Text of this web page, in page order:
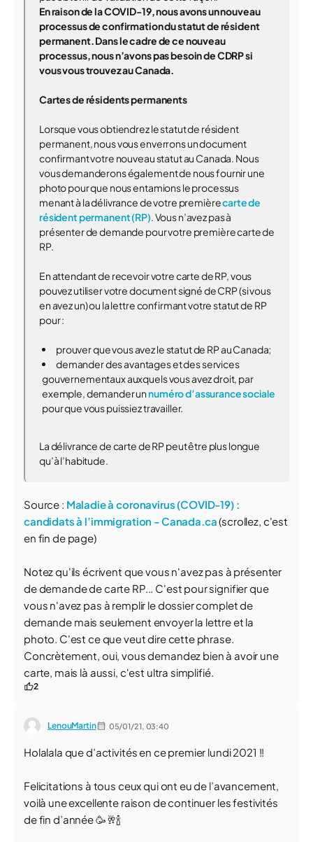
En raison de la COVID-19, nous avons un nouveau
processus de confirmation du statut de résident
permanent. Dans le cadre de ce nouveau
processus, nous n’avons pas besoin de CDRP si
vous vous trouvez au Canada.
Cartes de résidents permanents
Lorsque vous obtiendrez le statut de résident
permanent, nous vous enverrons un document
confirmant votre nouveau statut au Canada. Nous
vous demanderons également de nous fournir une
photo pour que nous entamions le processus
menant à la délivrance de votre premièrecarte de
résident permanent (RP). Vous n’avez pas à
présenter de demande pour votre première carte de
RP.
En attendant de recevoir votre carte de RP, vous
pouvez utiliser votre document signé de CRP (si vous
en avez un) ou la lettre confirmant votre statut de RP
pour :
prouver que vous avez le statut de RP au Canada;
demander des avantages et des services
gouvernementaux auxquels vous avez droit, par
exemple, demander un numéro d’assurance sociale
pour que vous puissiez travailler.
La délivrance de carte de RP peut être plus longue
qu’à l’habitude.
Source : Maladie à coronavirus (COVID-19) :
candidats à l’immigration - Canada.ca(scrollez, c'est
en fin de page)
Notez qu'ils écrivent que vous n'avez pas à présenter
de demande de carte RP... C'est pour signifier que
vous n'avez pas à remplir le dossier complet de
demande mais seulement envoyer la lettre et la
photo. C'est ce que veut dire cette phrase.
Concrètement, oui, vous demandez bien à avoir une
carte, mais là aussi, c'est ultra simplifié.
2
LenouMartin 05/01/21, 03:40
Holalala que d’activités en ce premier lundi 2021 !!
Felicitations à tous ceux qui ont eu de l’avancement,
voilà une excellente raison de continuer les festivités
de fin d’année 🥳🥂🍾